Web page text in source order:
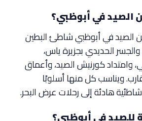
الصيد في أبوظبي؟
في أبوظبي شاطئ البطين
الحديدي بجزيرة ياس،
وامتداد كورنيش الصيد، وأعماق
ويناسب كل منها أسلوبًا
هادئة إلى رحلات عرض البحر.
للصيد في أبوظبي؟